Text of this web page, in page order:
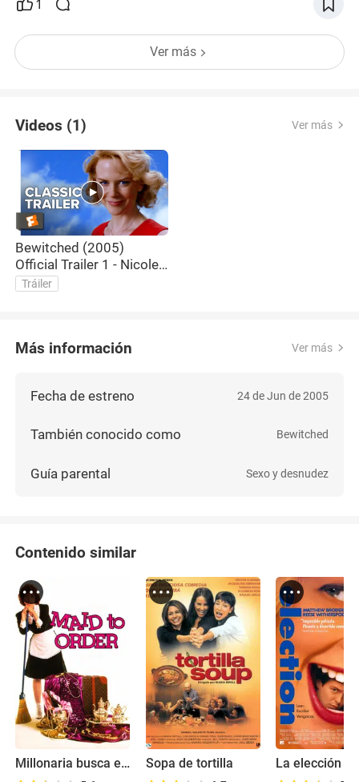
1
Ver más
Videos (1) Ver más
Bewitched (2005)
Official Trailer 1 - Nicole
Kidman Movie
Tráiler
Más información Ver más
Fecha de estreno 24 de Jun de 2005
También conocido como Bewitched
Guía parental Sexo y desnudez
Contenido similar
Millonaria busca empleo Sopa de tortilla La elección